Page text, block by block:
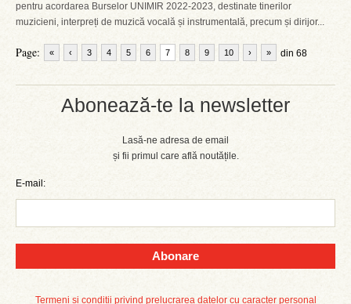
Abonează-te la newsletter
Lasă-ne adresa de email
și fii primul care află noutățile.
E-mail:
Abonare
Termeni și condiții privind prelucrarea datelor cu caracter personal
pentru acordarea Burselor UNIMIR 2022-2023, destinate tinerilor
muzicieni, interpreți de muzică vocală și instrumentală, precum și dirijor...
Page: « ‹ 3 4 5 6 7 8 9 10 din 68
› »